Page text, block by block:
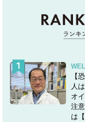
【
人
オ
注
は